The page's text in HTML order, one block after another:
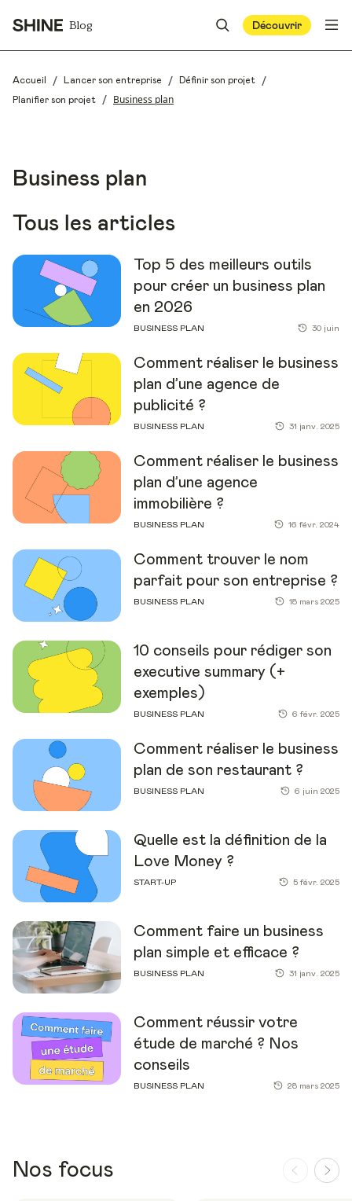
Blog Découvrir
Accueil / Lancer son entreprise / Définir son projet /
Planifier son projet / Business plan
Business plan
Tous les articles
Top 5 des meilleurs outils
pour créer un business plan
en 2026
BUSINESS PLAN 30 juin
Comment réaliser le business
plan d’une agence de
publicité ?
BUSINESS PLAN 31 janv. 2025
Comment réaliser le business
plan d’une agence
immobilière ?
BUSINESS PLAN 16 févr. 2024
Comment trouver le nom
parfait pour son entreprise ?
BUSINESS PLAN 18 mars 2025
10 conseils pour rédiger son
executive summary (+
exemples)
BUSINESS PLAN 6 févr. 2025
Comment réaliser le business
plan de son restaurant ?
BUSINESS PLAN 6 juin 2025
Quelle est la définition de la
Love Money ?
START-UP 5 févr. 2025
Comment faire un business
plan simple et efficace ?
BUSINESS PLAN 31 janv. 2025
Comment réussir votre
étude de marché ? Nos
conseils
BUSINESS PLAN 28 mars 2025
Nos focus